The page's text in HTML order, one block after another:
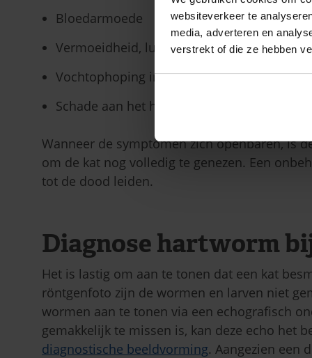
websiteverkeer te
media, adverteren en
verstrekt of die ze hebben
Bloedarmoede
Vermoeidheid, lusteloos
Vochtophoping in de buik
Schade aan het hart en de lever
Wanneer de symptomen zich openbaren, is
om de kat nog volledig te genezen. Een
tot de dood leiden.
Diagnose hartworm
Het is lastig om aan te tonen dat een kat
röntgenfoto zijn de wormen en larven niet
wormen aan te tonen via een echografisch
gemakkelijk te missen is, kan deze echo het
diagnostische beeldvorming. Aangezien een